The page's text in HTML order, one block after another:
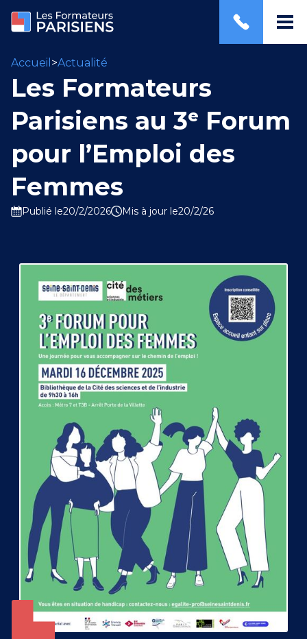
Accueil >Actualité
Les Formateurs
Parisiens au 3ᵉ Forum
pour l’Emploi des
Femmes
Publié le20/2/2026 Mis à jour le20/2/26